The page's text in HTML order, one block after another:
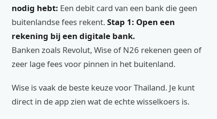
nodig hebt: Een debit card van een bank die geen
buitenlandse fees rekent.Stap 1: Open een
rekening bij een digitale bank.
Banken zoals Revolut, Wise of N26 rekenen geen of
zeer lage fees voor pinnen in het buitenland.
Wise is vaak de beste keuze voor Thailand. Je kunt
direct in de app zien wat de echte wisselkoers is.